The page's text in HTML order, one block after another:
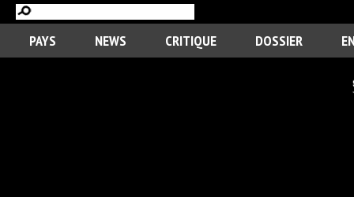
PAYS NEWS CRITIQUE DOSSIER